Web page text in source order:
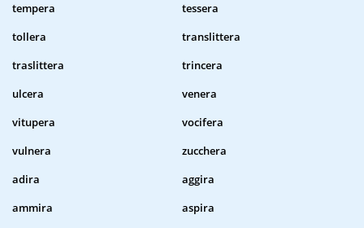
tempera
tessera
tollera
translittera
traslittera
trincera
ulcera
venera
vitupera
vocifera
vulnera
zucchera
adira
aggira
ammira
aspira